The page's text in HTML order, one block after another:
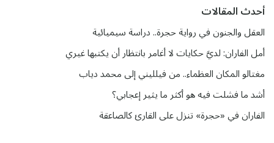
أحدث المقالات
العقل والجنون في رواية حجرة.. دراسة سيميائية
أمل الفاران: لديَّ حكايات لا أغامر بانتظار أن يكتبها غيري
مغتالو المكان العظماء.. من فيلليني إلى محمد دياب
أشد ما فشلت فيه هو أكثر ما يثير إعجابي؟
الفاران في «حجرة» تنزل على القارئ كالصاعقة